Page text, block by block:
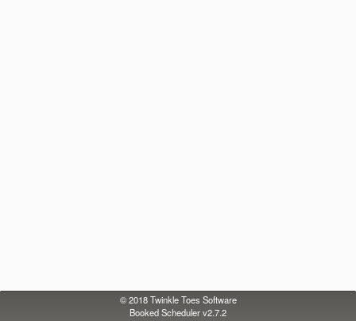
© 2018Twinkle Toes Software
Booked Scheduler v2.7.2